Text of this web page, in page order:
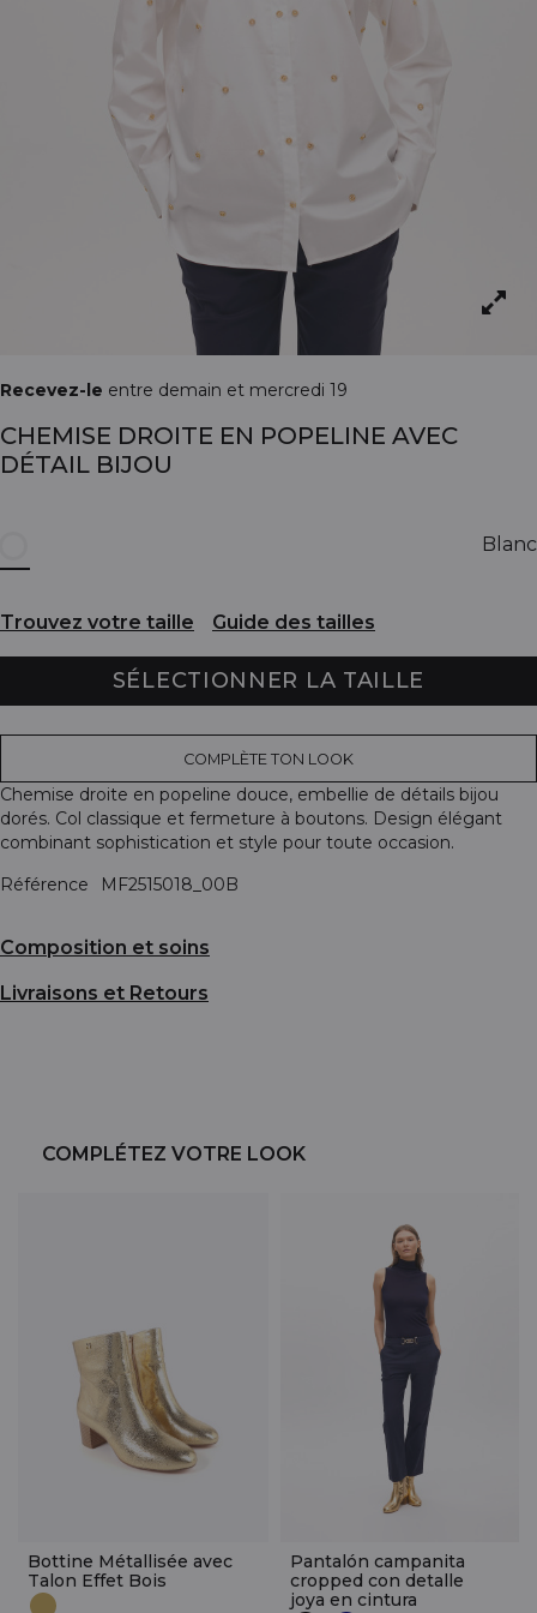
Recevez-le entre demain et mercredi 19
CHEMISE DROITE EN POPELINE AVEC
DÉTAIL BIJOU
Blanc
Trouvez votre taille Guide des tailles
SÉLECTIONNER LA TAILLE
COMPLÈTE TON LOOK
Chemise droite en popeline douce, embellie de détails bijou
dorés. Col classique et fermeture à boutons. Design élégant
combinant sophistication et style pour toute occasion.
Référence
MF2515018_00B
Composition et soins
Livraisons et Retours
COMPLÉTEZ VOTRE LOOK
Bottine Métallisée avec
Talon Effet Bois
Pantalón campanita
cropped con detalle
joya en cintura